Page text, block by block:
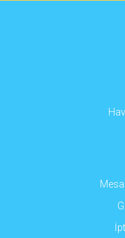
Ürün fiyatı diğer